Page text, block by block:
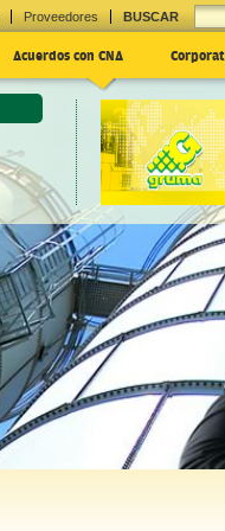
Proveedores BUSCAR
Acuerdos con CNA